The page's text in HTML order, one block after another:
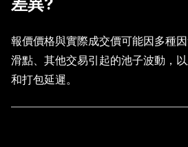
差異?
報價價格與實際成交價可能因多種
滑點、其他交易引起的池子波動，
和打包延遲。